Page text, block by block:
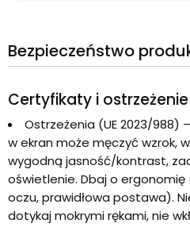
Bezpieczeństwo
Certyfikaty i
Ostrzeżenia (UE 2023/988)
w ekran może męczyć wzrok,
wygodną jasność/kontrast,
oświetlenie. Dbaj o
oczu, prawidłowa postawa).
dotykaj mokrymi rękami, nie